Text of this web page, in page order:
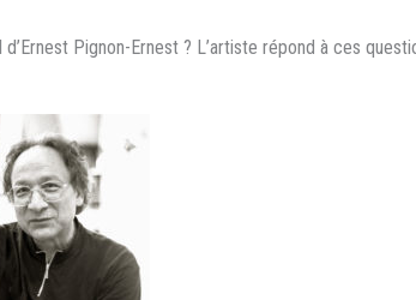
Pignon-Ernest ? L’artiste répond à ces